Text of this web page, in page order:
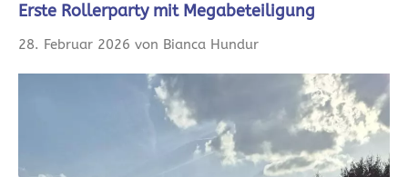
Erste Rollerparty mit Megabeteiligung
28. Februar 2026 von Bianca Hundur